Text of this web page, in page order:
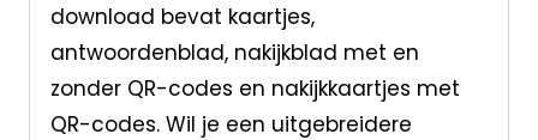
download bevat kaartjes,
antwoordenblad, nakijkblad met en
zonder QR-codes en nakijkkaartjes met
QR-codes. Wil je een uitgebreidere